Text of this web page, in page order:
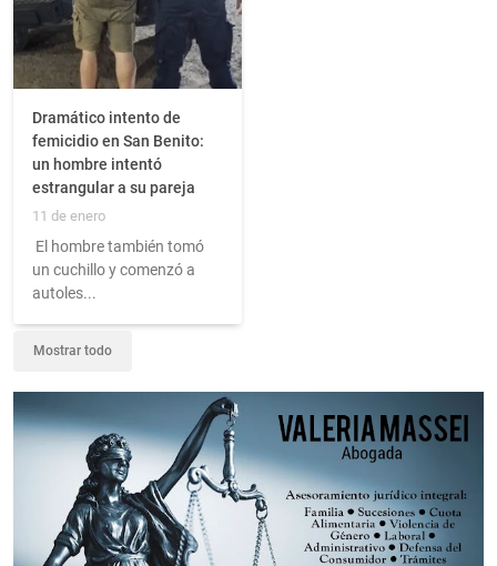
Dramático intento de
femicidio en San Benito:
un hombre intentó
estrangular a su pareja
11 de enero
El hombre también tomó
un cuchillo y comenzó a
autoles...
Mostrar todo